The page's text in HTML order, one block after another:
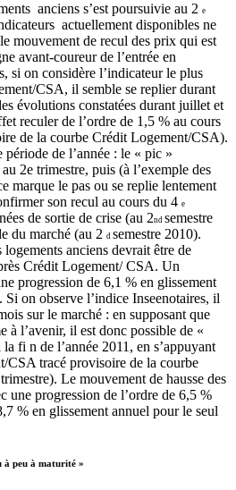
anciens s’est poursuivie au 2 e
actuellement disponibles ne
mouvement de recul des prix qui est
avant-coureur de l’entrée en
si on considère l’indicateur le plus
CSA, il semble se replier durant
évolutions constatées durant juillet et
reculer de l’ordre de 1,5 % au cours
de la courbe Crédit Logement/CSA).
de l’année : le « pic »
2e trimestre, puis (à l’exemple des
marque le pas ou se replie lentement
son recul au cours du 4 e
de sortie de crise (au 2nd semestre
du marché (au 2 d semestre 2010).
anciens devrait être de
Crédit Logement/ CSA. Un
progression de 6,1 % en glissement
Si on observe l’indice Inseenotaires, il
sur le marché : en supposant que
à l’avenir, il est donc possible de «
fi n de l’année 2011, en s’appuyant
CSA tracé provisoire de la courbe
trimestre). Le mouvement de hausse des
une progression de l’ordre de 6,5 %
% en glissement annuel pour le seul
à peu à maturité »